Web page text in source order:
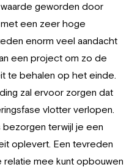
geworden door
een zeer hoge
enorm veel aandacht
een project om zo de
te behalen op het einde.
zal ervoor zorgen dat
vlotter verlopen.
bezorgen terwijl je een
oplevert. Een tevreden
relatie mee kunt opbouwen